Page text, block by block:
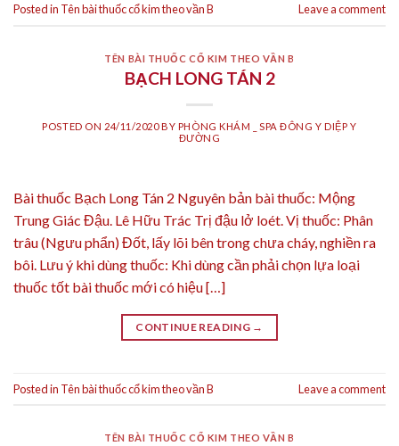
Posted in Tên bài thuốc cổ kim theo vần B Leave a comment
TÊN BÀI THUỐC CỔ KIM THEO VẦN B
BẠCH LONG TÁN 2
POSTED ON 24/11/2020BY PHÒNG KHÁM _ SPA ĐÔNG Y DIỆP Y
ĐƯỜNG
Bài thuốc Bạch Long Tán 2 Nguyên bản bài thuốc: Mộng
Trung Giác Đậu. Lê Hữu Trác Trị đậu lở loét. Vị thuốc: Phân
trâu (Ngưu phẩn) Đốt, lấy lõi bên trong chưa cháy, nghiền ra
bôi. Lưu ý khi dùng thuốc: Khi dùng cần phải chọn lựa loại
thuốc tốt bài thuốc mới có hiệu […]
CONTINUE READING →
Posted in Tên bài thuốc cổ kim theo vần B Leave a comment
TÊN BÀI THUỐC CỔ KIM THEO VẦN B